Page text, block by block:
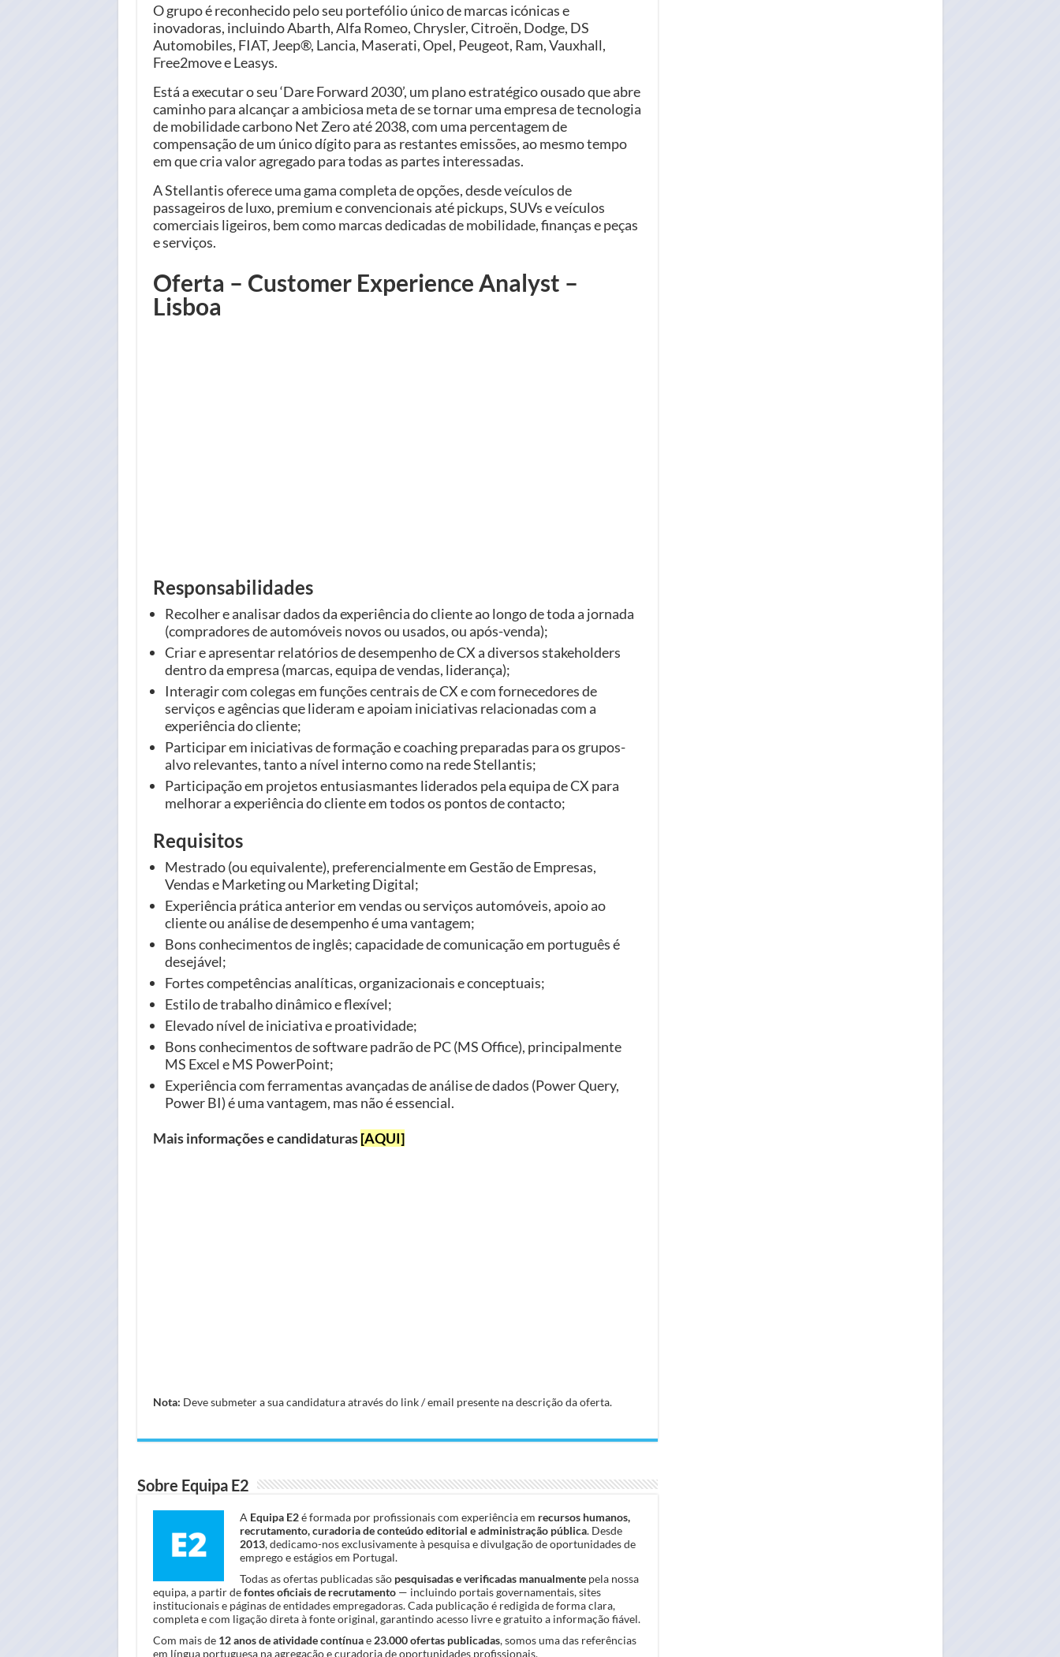
O grupo é reconhecido pelo seu portefólio único de marcas icónicas e
inovadoras, incluindo Abarth, Alfa Romeo, Chrysler, Citroën, Dodge, DS
Automobiles, FIAT, Jeep®, Lancia, Maserati, Opel, Peugeot, Ram, Vauxhall,
Free2move e Leasys.
Está a executar o seu ‘Dare Forward 2030’, um plano estratégico ousado que abre
caminho para alcançar a ambiciosa meta de se tornar uma empresa de tecnologia
de mobilidade carbono Net Zero até 2038, com uma percentagem de
compensação de um único dígito para as restantes emissões, ao mesmo tempo
em que cria valor agregado para todas as partes interessadas.
A Stellantis oferece uma gama completa de opções, desde veículos de
passageiros de luxo, premium e convencionais até pickups, SUVs e veículos
comerciais ligeiros, bem como marcas dedicadas de mobilidade, finanças e peças
e serviços.
Oferta – Customer Experience Analyst –
Lisboa
Responsabilidades
Recolher e analisar dados da experiência do cliente ao longo de toda a jornada
(compradores de automóveis novos ou usados, ou após-venda);
Criar e apresentar relatórios de desempenho de CX a diversos stakeholders
dentro da empresa (marcas, equipa de vendas, liderança);
Interagir com colegas em funções centrais de CX e com fornecedores de
serviços e agências que lideram e apoiam iniciativas relacionadas com a
experiência do cliente;
Participar em iniciativas de formação e coaching preparadas para os grupos-
alvo relevantes, tanto a nível interno como na rede Stellantis;
Participação em projetos entusiasmantes liderados pela equipa de CX para
melhorar a experiência do cliente em todos os pontos de contacto;
Requisitos
Mestrado (ou equivalente), preferencialmente em Gestão de Empresas,
Vendas e Marketing ou Marketing Digital;
Experiência prática anterior em vendas ou serviços automóveis, apoio ao
cliente ou análise de desempenho é uma vantagem;
Bons conhecimentos de inglês; capacidade de comunicação em português é
desejável;
Fortes competências analíticas, organizacionais e conceptuais;
Estilo de trabalho dinâmico e flexível;
Elevado nível de iniciativa e proatividade;
Bons conhecimentos de software padrão de PC (MS Office), principalmente
MS Excel e MS PowerPoint;
Experiência com ferramentas avançadas de análise de dados (Power Query,
Power BI) é uma vantagem, mas não é essencial.
Mais informações e candidaturas[AQUI]
Nota: Deve submeter a sua candidatura através do link / email presente na descrição da oferta.
Sobre Equipa E2
A Equipa E2é formada por profissionais com experiência em recursos humanos,
recrutamento, curadoria de conteúdo editorial e administração pública. Desde
2013, dedicamo-nos exclusivamente à pesquisa e divulgação de oportunidades de
emprego e estágios em Portugal.
Todas as ofertas publicadas são pesquisadas e verificadas manualmentepela nossa
equipa, a partir defontes oficiais de recrutamento— incluindo portais governamentais, sites
institucionais e páginas de entidades empregadoras. Cada publicação é redigida de forma clara,
completa e com ligação direta à fonte original, garantindo acesso livre e gratuito a informação fiável.
Com mais de 12 anos de atividade contínuae 23.000 ofertas publicadas, somos uma das referências
em língua portuguesa na agregação e curadoria de oportunidades profissionais.